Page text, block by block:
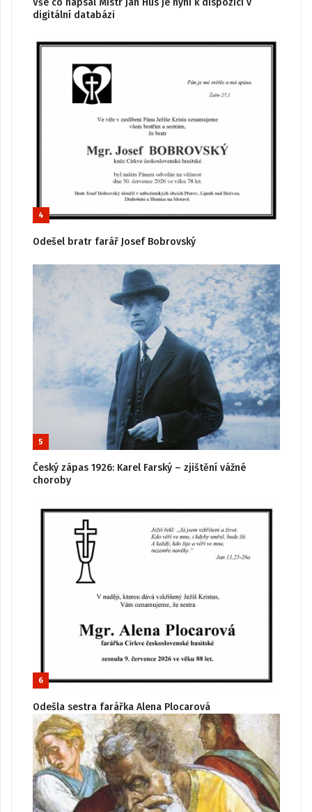
Vše co napsal Mistr Jan Hus je nyní k dispozici v
digitální databázi
4
Odešel bratr farář Josef Bobrovský
5
Český zápas 1926: Karel Farský – zjištění vážné
choroby
6
Odešla sestra farářka Alena Plocarová